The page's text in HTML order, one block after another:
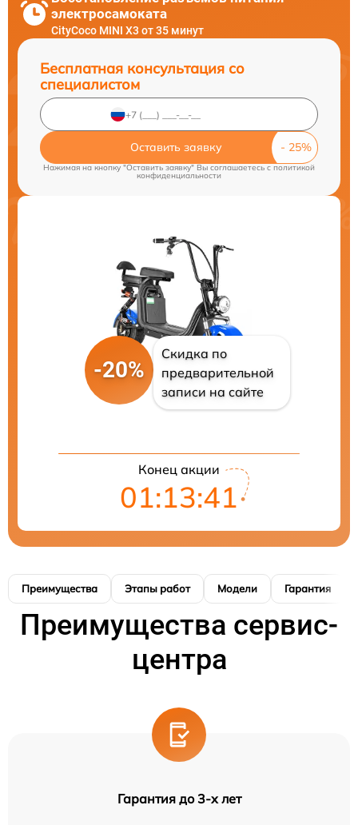
электросамоката
CityCoco MINI X3 от 35 минут
Бесплатная консультация со
специалистом
Оставить заявку
Нажимая на кнопку "Оставить заявку" Вы соглашаетесь cполитикой
конфиденциальности
-20%
Скидка по
предварительной
записи на сайте
Конец акции
01:13:41
Преимущества Этапы работ Модели Гарантия
Преимущества сервис-
центра
Гарантия до 3-х лет